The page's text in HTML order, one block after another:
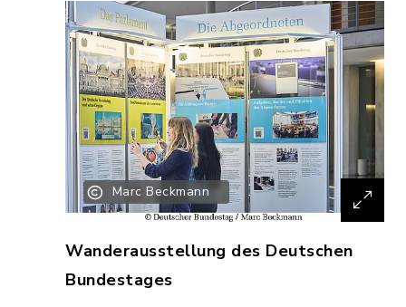
Marc Beckmann
Wanderausstellung des Deutschen
Bundestages